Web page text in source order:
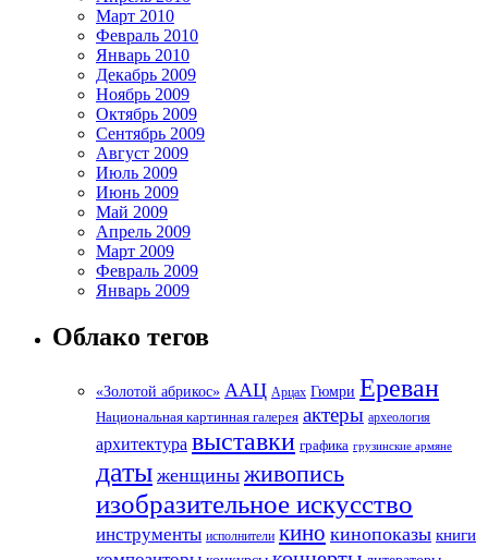
Март 2010
Февраль 2010
Январь 2010
Декабрь 2009
Ноябрь 2009
Октябрь 2009
Сентябрь 2009
Август 2009
Июль 2009
Июнь 2009
Май 2009
Апрель 2009
Март 2009
Февраль 2009
Январь 2009
Облако тегов
«Золотой абрикос» ААЦ Арцах Гюмри Ереван
Национальная картинная галерея актеры археология
архитектура выставки графика грузинские армяне
даты женщины живопись
изобразительное искусство
инструменты исполнители кино кинопоказы книги